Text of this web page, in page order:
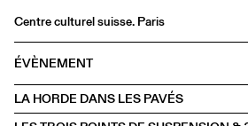
Centre culturel suisse. Paris
Agenda
Librairie
Buvette
ÉVÈNEMENT
LA HORDE DANS LES PAVÉS